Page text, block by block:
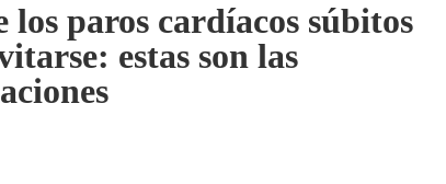
los paros cardíacos súbitos
estas son las